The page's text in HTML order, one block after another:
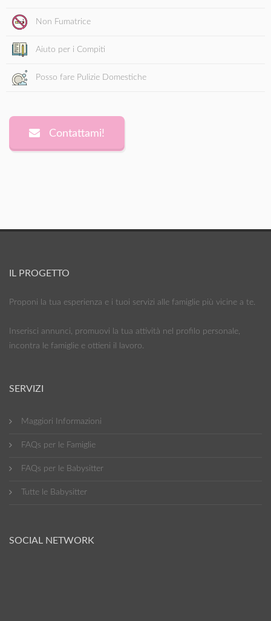
Non Fumatrice
Aiuto per i Compiti
Posso fare Pulizie Domestiche
Contattami!
IL PROGETTO
Proponi la tua esperienza e i tuoi servizi alle famiglie più vicine a te.
Inserisci annunci, promuovi la tua attività nel profilo personale,
incontra le famiglie e ottieni il lavoro.
SERVIZI
Maggiori Informazioni
FAQs per le Famiglie
FAQs per le Babysitter
Tutte le Babysitter
SOCIAL NETWORK